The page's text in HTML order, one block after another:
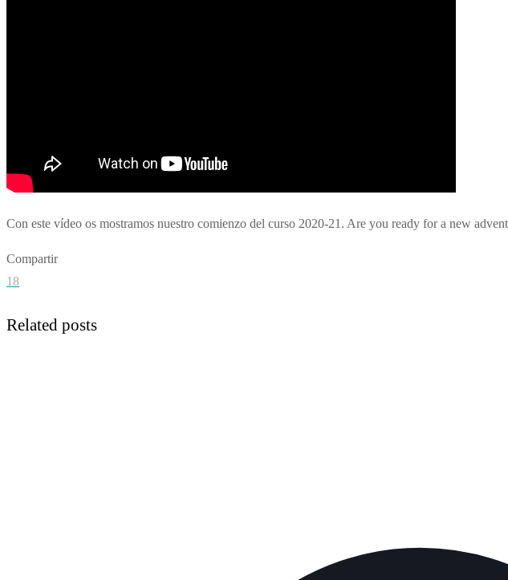
Con este vídeo os mostramos nuestro comienzo del curso 2020-21. Are you ready for a new
Compartir
18
Related posts